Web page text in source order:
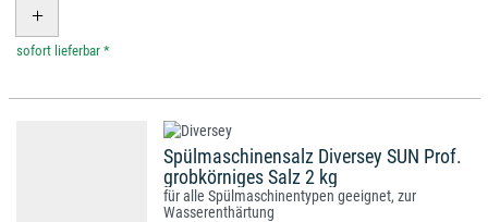
*
Spülmaschinensalz Diversey SUN Prof.
grobkörniges Salz 2 kg
für alle Spülmaschinentypen geeignet, zur
Wasserenthärtung